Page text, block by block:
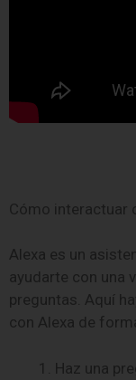
Cómo interactuar
Alexa es un
ayudarte con una
preguntas. Aquí
con Alexa de
Haz una